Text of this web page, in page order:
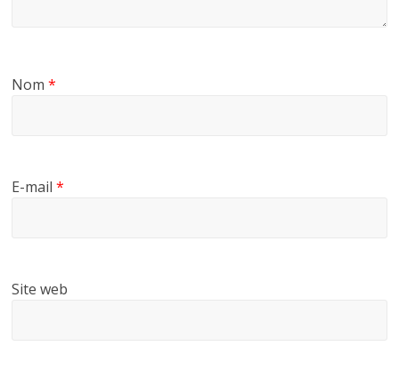
Nom*
E-mail*
Site web